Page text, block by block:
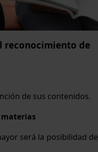
reconocimiento de
de sus contenidos.
será la posibilidad de